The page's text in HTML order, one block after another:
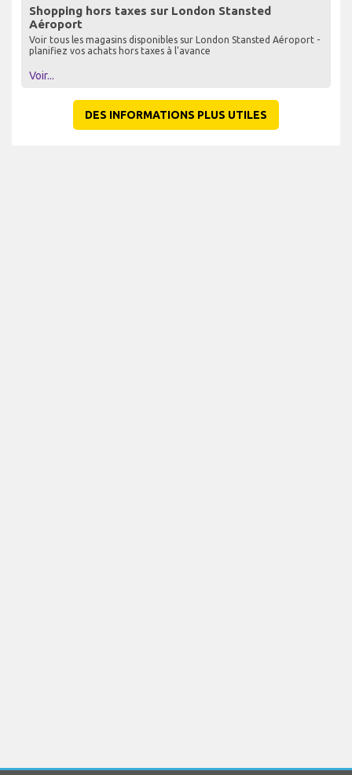
Shopping hors taxes sur London Stansted
Aéroport
Voir tous les magasins disponibles sur London Stansted Aéroport -
planifiez vos achats hors taxes à l'avance
Voir...
DES INFORMATIONS PLUS UTILES